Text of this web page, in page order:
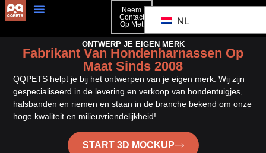
Neem
Contact
Op Met
NL
ONTWERP JE EIGEN MERK
Fabrikant Van Hondenharnassen Op
Maat Sinds 2008
QQPETS helpt je bij het ontwerpen van je eigen merk. Wij zijn
gespecialiseerd in de levering en verkoop van hondentuigjes,
halsbanden en riemen en staan in de branche bekend om onze
hoge kwaliteit en milieuvriendelijkheid!
START 3D MOCKUP